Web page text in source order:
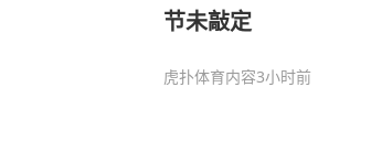
节未敲定
虎扑体育内容3小时前